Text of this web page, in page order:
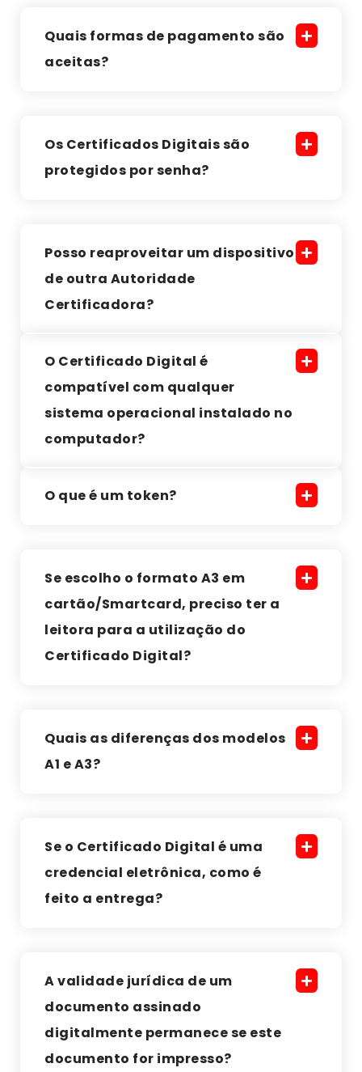
Quais formas de pagamento são
aceitas?
Os Certificados Digitais são
protegidos por senha?
Posso reaproveitar um dispositivo
de outra Autoridade
Certificadora?
O Certificado Digital é
compatível com qualquer
sistema operacional instalado no
computador?
O que é um token?
Se escolho o formato A3 em
cartão/Smartcard, preciso ter a
leitora para a utilização do
Certificado Digital?
Quais as diferenças dos modelos
A1 e A3?
Se o Certificado Digital é uma
credencial eletrônica, como é
feito a entrega?
A validade jurídica de um
documento assinado
digitalmente permanece se este
documento for impresso?